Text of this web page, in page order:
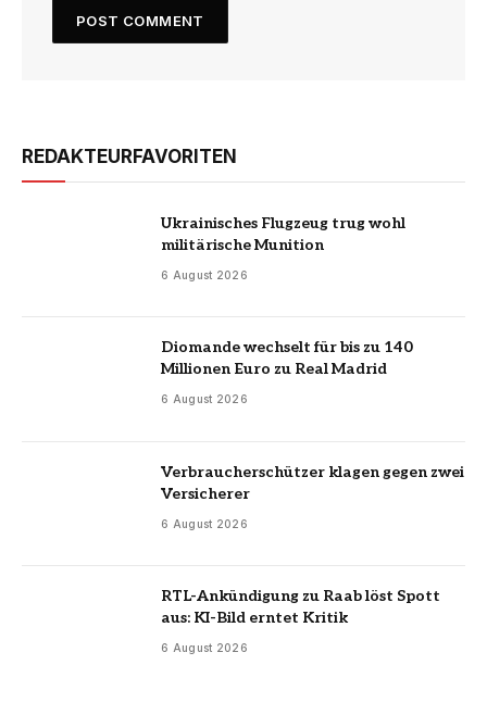
REDAKTEURFAVORITEN
Ukrainisches Flugzeug trug wohl
militärische Munition
6 August 2026
Diomande wechselt für bis zu 140
Millionen Euro zu Real Madrid
6 August 2026
Verbraucherschützer klagen gegen zwei
Versicherer
6 August 2026
RTL-Ankündigung zu Raab löst Spott
aus: KI-Bild erntet Kritik
6 August 2026